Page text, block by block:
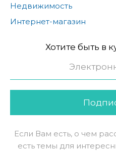
Недвижимость
Интернет-магазин
Хотите быть в
Если Вам есть, о чем
есть темы для